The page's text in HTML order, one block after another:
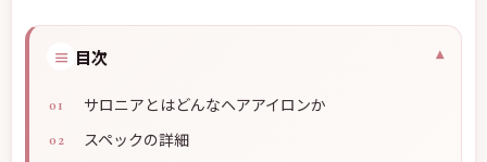
≡ 目次
サロニアとはどんなヘアアイロンか
スペックの詳細